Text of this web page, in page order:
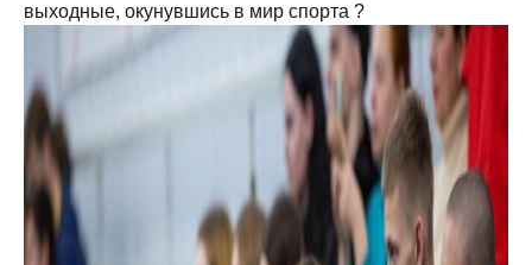
выходные, окунувшись в мир спорта ?